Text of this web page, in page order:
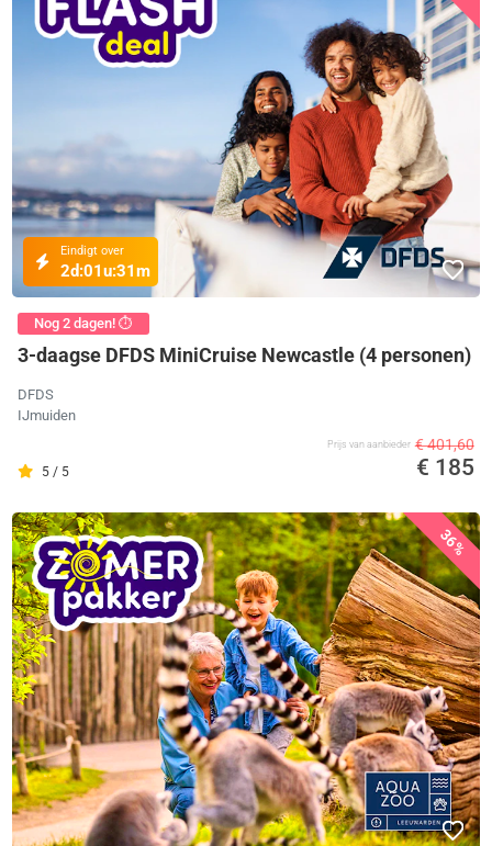
Eindigt over
2d:01u:31m
Nog 2 dagen! ⏱️
3-daagse DFDS MiniCruise Newcastle (4 personen)
DFDS
IJmuiden
5 / 5
Prijs van aanbieder € 401,60
€ 185
36%